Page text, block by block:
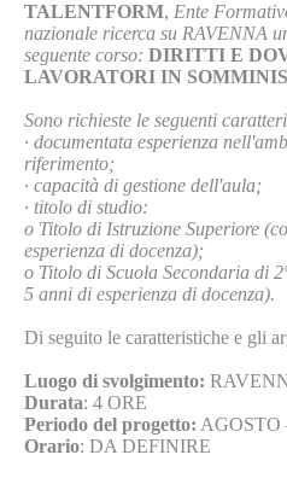
TALENTFORM, Ente
nazionale ricerca su RAVENNA
seguente corso: DIRITTI E
LAVORATORI IN
Sono richieste le seguenti
· documentata esperienza
riferimento;
· capacità di gestione dell'aula;
· titolo di studio:
o Titolo di Istruzione Superiore
esperienza di docenza);
o Titolo di Scuola Secondaria di
5 anni di esperienza di docenza).
Di seguito le caratteristiche e gli
Luogo di svolgimento:
Durata: 4 ORE
Periodo del progetto: AGOSTO
Orario: DA DEFINIRE